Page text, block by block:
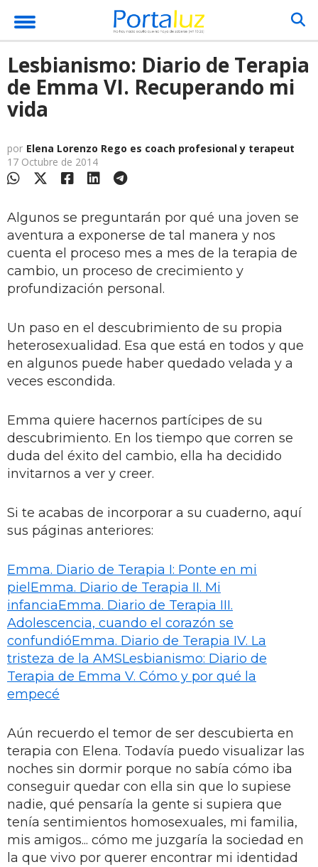
Lesbianismo: Diario de Terapia
de Emma VI. Recuperando mi
vida
por Elena Lorenzo Rego es coach profesional y terapeut
17 Octubre de 2014
Algunos se preguntarán por qué una joven se
aventura a exponerse de tal manera y nos
cuenta el proceso mes a mes de la terapia de
cambio, un proceso de crecimiento y
profundización personal.
Un paso en el descubrimiento de su propia
heterosexualidad. Esa que está en todos y que
en algunos puede haber quedado velada y a
veces escondida.
Emma quiere hacernos partícipes de su
descubrimiento. En los tiempo que corren se
duda del éxito del cambio, ella ha decidido
invitarnos a ver y creer.
Si te acabas de incorporar a su cuaderno, aquí
sus páginas anteriores:
Emma. Diario de Terapia I: Ponte en mi
piel Emma. Diario de Terapia II. Mi
infanciaEmma. Diario de Terapia III.
Adolescencia, cuando el corazón se
confundióEmma. Diario de Terapia IV. La
tristeza de la AMSLesbianismo: Diario de
Terapia de Emma V. Cómo y por qué la
empecé
Aún recuerdo el temor de ser descubierta en
terapia con Elena. Todavía puedo visualizar las
noches sin dormir porque no sabía cómo iba
conseguir quedar con ella sin que lo supiese
nadie, qué pensaría la gente si supiera que
tenía sentimientos homosexuales, mi familia,
mis amigos... cómo me juzgaría la sociedad en
la que vivo por querer encontrar mi identidad